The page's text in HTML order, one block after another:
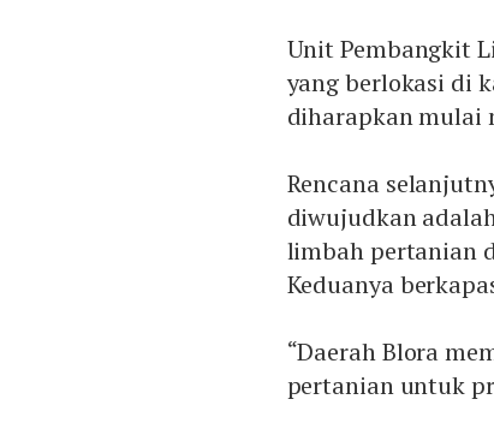
Unit Pembangkit
yang berlokasi di
diharapkan mulai
Rencana
diwujudkan
limbah pertanian
Keduanya
“Daerah Blora
pertanian untuk